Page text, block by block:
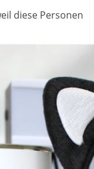
diese Personen